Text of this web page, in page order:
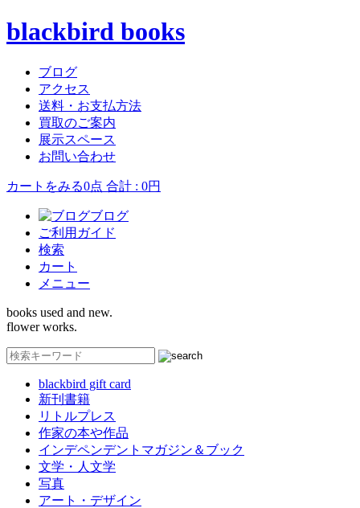
blackbird books
ブログ
アクセス
送料・お支払方法
買取のご案内
展示スペース
お問い合わせ
カートをみる0点 合計 : 0円
ブログ
ご利用ガイド
検索
カート
メニュー
books used and new.
flower works.
blackbird gift card
新刊書籍
リトルプレス
作家の本や作品
インデペンデントマガジン＆ブック
文学・人文学
写真
アート・デザイン